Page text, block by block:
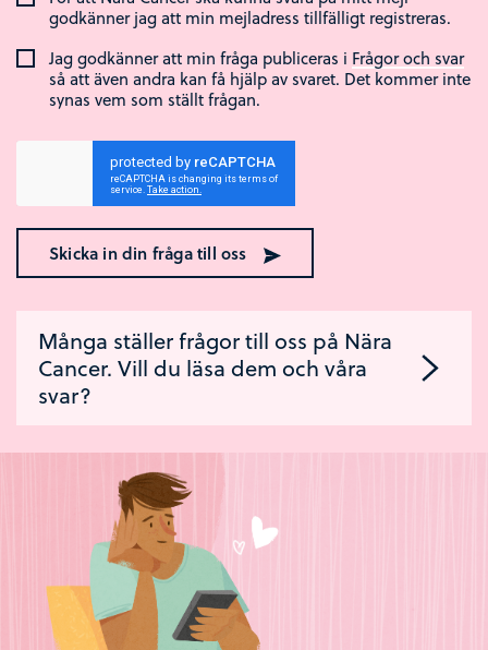
godkänner jag att min mejladress tillfälligt registreras.
Jag godkänner att min fråga publiceras i Frågor och svar
så att även andra kan få hjälp av svaret. Det kommer inte
synas vem som ställt frågan.
Skicka in din fråga till oss
Många ställer frågor till oss på Nära
Cancer. Vill du läsa dem och våra
svar?